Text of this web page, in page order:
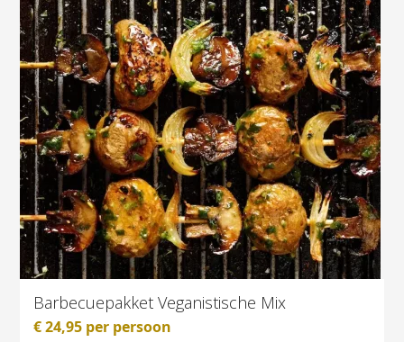
Barbecuepakket Veganistische Mix
€24,95 per persoon